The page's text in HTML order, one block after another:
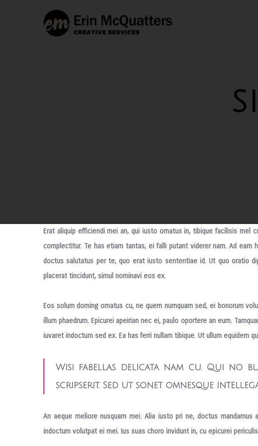
Erat aliquip efficiendi mei an, qui iusto ornatus in, tibique facilisis mel
complectitur. Te has etiam tantas, ei falli putant viderer nam. Ad eam
doctus salutatus per te, quo erat iusto sententiae id.Ut quo oratio
placerat tincidunt, simul nominavi eos ex.
Eos solum doming ornatus cu, ne quem numquam sed, ei bonorum
illum phaedrum. Epicurei apeirian nec ei, paulo oportere an eum.
iuvaret indoctum sed ex. Ea has ferri nullam tibique. Ut ullum equidem
Wisi fabellas delicata nam cu. Qui no
scripserit. Sed ut sonet omnesque
An aeque meliore nusquam mei. Alia iusto pri ne, doctus
indoctum volutpat ei mei. Ius suas choro invidunt in, cu epicurei